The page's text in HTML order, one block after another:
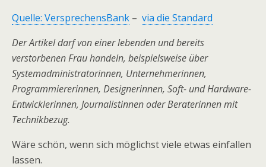
Quelle: VersprechensBank – via die Standard
Der Artikel darf von einer lebenden und bereits
verstorbenen Frau handeln, beispielsweise über
Systemadministratorinnen, Unternehmerinnen,
Programmiererinnen, Designerinnen, Soft- und Hardware-
Entwicklerinnen, Journalistinnen oder Beraterinnen mit
Technikbezug.
Wäre schön, wenn sich möglichst viele etwas einfallen
lassen.